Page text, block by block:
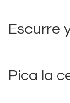
Escurre
Pica la